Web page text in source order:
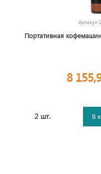
Артикул
Портативная
8
2 шт. В